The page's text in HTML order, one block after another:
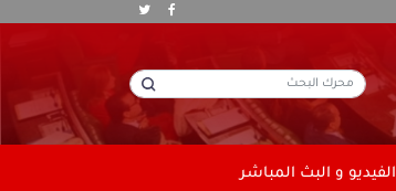
الفيديو و البث المباشر